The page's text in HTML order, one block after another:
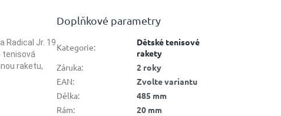
Radical Jr. 19
tenisová
raketu,
Doplňkové parametry
Kategorie:
Dětské tenisové
rakety
Záruka:
2 roky
EAN:
Zvolte variantu
Délka:
485 mm
Rám:
20 mm